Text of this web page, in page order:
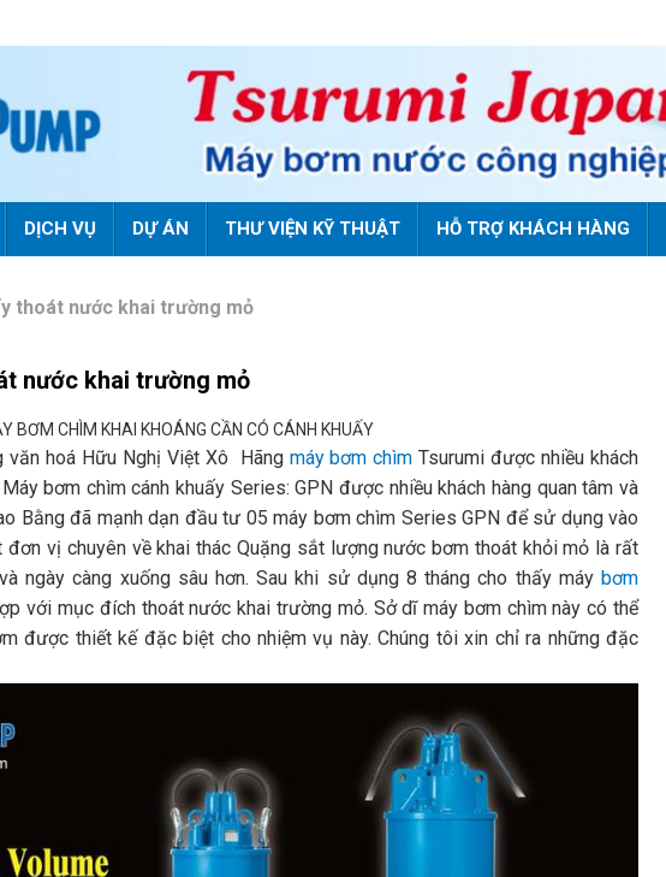
DỊCH VỤ DỰ ÁN THƯ VIỆN KỸ THUẬT HỖ TRỢ KHÁCH HÀNG
thoát nước khai trường mỏ
nước khai trường mỏ
BƠM CHÌM KHAI KHOÁNG CẦN CÓ CÁNH KHUẤY
văn hoá Hữu Nghị Việt Xô Hãng máy bơm chìm Tsurumi được nhiều khách
bơm chìm cánh khuấy Series: GPN được nhiều khách hàng quan tâm và
Bằng đã mạnh dạn đầu tư 05 máy bơm chìm Series GPN để sử dụng vào
vị chuyên về khai thác Quặng sắt lượng nước bơm thoát khỏi mỏ là rất
ngày càng xuống sâu hơn. Sau khi sử dụng 8 tháng cho thấy máy bơm
với mục đích thoát nước khai trường mỏ. Sở dĩ máy bơm chìm này có thể
được thiết kế đặc biệt cho nhiệm vụ này. Chúng tôi xin chỉ ra những đặc